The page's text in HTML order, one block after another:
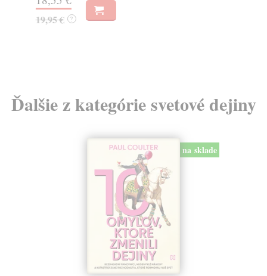
32,85 € ?
Ďalšie z kategórie svetové dejiny
na sklade